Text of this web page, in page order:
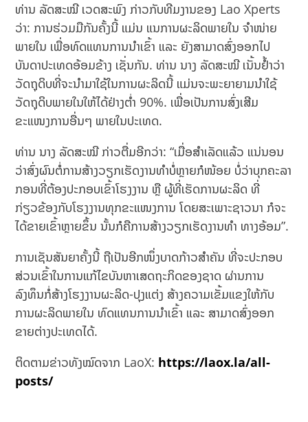
ທ່ານ ລັດສະໝີ ເວດສະພົງ ກ່າວກັບທີມງານຂອງ Lao Xperts
ວ່າ: ການຮ່ວມມືກັນຄັ້ງນີ້ ແມ່ນ ແນການຜະລິດພາຍໃນ ຈຳໜ່າຍ
ພາຍໃນ ເພື່ອທົດແທນການນຳເຂົ້າ ແລະ ຍັງສາມາດສົ່ງອອກໄປ
ບັນດາປະເທດອ້ອມຂ້າງ ເຊັ່ນກັນ. ທ່ານ ນາງ ລັດສະໝີ ເນັ້ນຢໍ້າວ່າ
ວັດຖຸດິບທີ່ຈະນຳມາໃຊ້ໃນການຜະລິດນີ້ ແມ່ນຈະພະຍາຍາມນຳໃຊ້
ວັດຖຸດິບພາຍໃນໃຫ້ໄດ້ຢ່າງຕ່ຳ 90%. ເພື່ອເປັນການສົ່ງເສີມ
ຂະແໜງການອື່ນໆ ພາຍໃນປະເທດ.
ທ່ານ ນາງ ລັດສະໝີ ກ່າວຕື່ມອີກວ່າ: “ເມື່ອສຳເລັດແລ້ວ ແນ່ນອນ
ວ່າສົ່ງຜົນຕໍ່ການສ້າງວຽກເຮັດງານທຳບໍ່ຫຼາຍກໍໜ້ອຍ ບໍ່ວ່າບຸກຄະລາ
ກອນທີ່ຕ້ອງປະກອບເຂົ້າໂຮງງານ ຫຼື ຜູ້ທີ່ເຮັດການຜະລິດ ທີ່
ກ່ຽວຂ້ອງກັບໂຮງງານທຸກຂະແໜງການ ໂດຍສະເພາະຊາວນາ ກໍຈະ
ໄດ້ຂາຍເຂົ້າຫຼາຍຂຶ້ນ ນັ້ນກໍຄືການສ້າງວຽກເຮັດງານທຳ ທາງອ້ອມ”.
ການເຊັນສັນຍາຄັ້ງນີ້ ຖືເປັນອີກໜຶ່ງບາດກ້າວສຳຄັນ ທີ່ຈະປະກອບ
ສ່ວນເຂົ້າໃນການແກ້ໄຂບັນຫາເສດຖະກິດຂອງຊາດ ຜ່ານການ
ລົງທຶນກໍ່ສ້າງໂຮງງານຜະລິດ-ປຸງແຕ່ງ ສ້າງຄວາມເຂັ້ມແຂງໃຫ້ກັບ
ການຜະລິດພາຍໃນ ທົດແທນການນຳເຂົ້າ ແລະ ສາມາດສົ່ງອອກ
ຂາຍຕ່າງປະເທດໄດ້.
ຕິດຕາມຂ່າວທັງໝົດຈາກ LaoX: https://laox.la/all-
posts/